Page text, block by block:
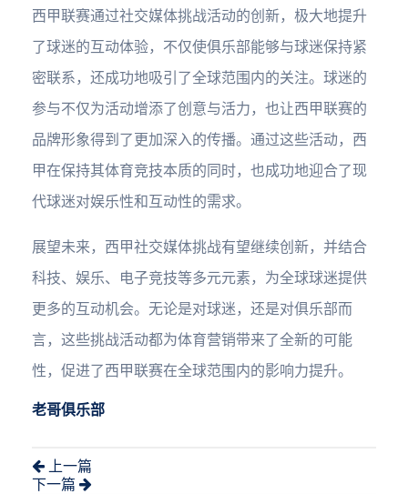
西甲联赛通过社交媒体挑战活动的创新，极大地提升
了球迷的互动体验，不仅使俱乐部能够与球迷保持紧
密联系，还成功地吸引了全球范围内的关注。球迷的
参与不仅为活动增添了创意与活力，也让西甲联赛的
品牌形象得到了更加深入的传播。通过这些活动，西
甲在保持其体育竞技本质的同时，也成功地迎合了现
代球迷对娱乐性和互动性的需求。
展望未来，西甲社交媒体挑战有望继续创新，并结合
科技、娱乐、电子竞技等多元元素，为全球球迷提供
更多的互动机会。无论是对球迷，还是对俱乐部而
言，这些挑战活动都为体育营销带来了全新的可能
性，促进了西甲联赛在全球范围内的影响力提升。
老哥俱乐部
上一篇
下一篇